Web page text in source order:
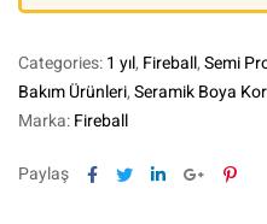
Categories:1 yıl, Fireball,Semi
Bakım Ürünleri,Seramik Boya
Marka:Fireball
Paylaş Facebook
TwitterLinkedinGoogle+